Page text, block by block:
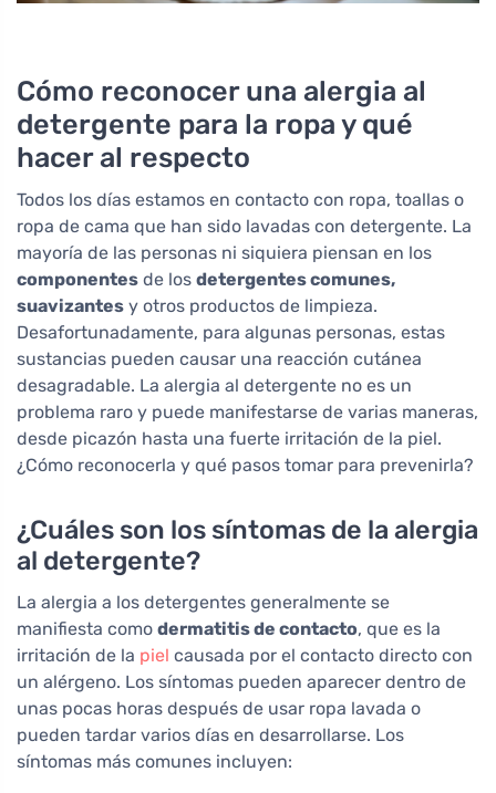
Cómo reconocer una alergia al
detergente para la ropa y qué
hacer al respecto
Todos los días estamos en contacto con ropa, toallas o
ropa de cama que han sido lavadas con detergente. La
mayoría de las personas ni siquiera piensan en los
componentes de los detergentes comunes,
suavizantes y otros productos de limpieza.
Desafortunadamente, para algunas personas, estas
sustancias pueden causar una reacción cutánea
desagradable. La alergia al detergente no es un
problema raro y puede manifestarse de varias maneras,
desde picazón hasta una fuerte irritación de la piel.
¿Cómo reconocerla y qué pasos tomar para prevenirla?
¿Cuáles son los síntomas de la alergia
al detergente?
La alergia a los detergentes generalmente se
manifiesta como dermatitis de contacto, que es la
irritación de la piel causada por el contacto directo con
un alérgeno. Los síntomas pueden aparecer dentro de
unas pocas horas después de usar ropa lavada o
pueden tardar varios días en desarrollarse. Los
síntomas más comunes incluyen: